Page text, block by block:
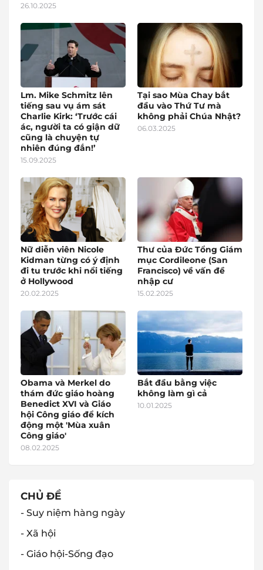
26.10.2025
Lm. Mike Schmitz lên
tiếng sau vụ ám sát
Charlie Kirk: ‘Trước cái
ác, người ta có giận dữ
cũng là chuyện tự
nhiên đúng đắn!’
15.09.2025
Tại sao Mùa Chay bắt
đầu vào Thứ Tư mà
không phải Chúa Nhật?
06.03.2025
Nữ diễn viên Nicole
Kidman từng có ý định
đi tu trước khi nổi tiếng
ở Hollywood
20.02.2025
Thư của Đức Tổng Giám
mục Cordileone (San
Francisco) về vấn đề
nhập cư
15.02.2025
Obama và Merkel do
thám đức giáo hoàng
Benedict XVI và Giáo
hội Công giáo để kích
động một 'Mùa xuân
Công giáo'
08.02.2025
Bắt đầu bằng việc
không làm gì cả
10.01.2025
CHỦ ĐỀ
- Suy niệm hàng ngày
- Xã hội
- Giáo hội-Sống đạo